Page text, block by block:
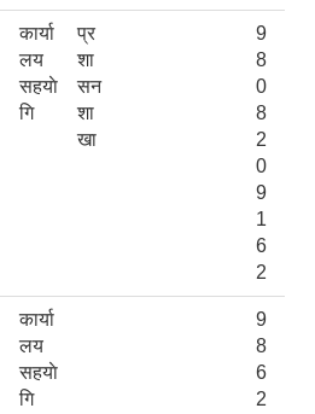
कार्या
लय
सहयाे
गि
प्र
शा
सन
शा
खा
9
8
0
8
2
0
9
1
6
2
कार्या
लय
सहयाे
गि
9
8
6
2